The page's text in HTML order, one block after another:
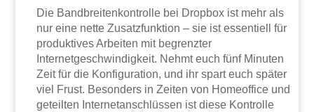
Die Bandbreitenkontrolle bei Dropbox ist mehr als
nur eine nette Zusatzfunktion – sie ist essentiell für
produktives Arbeiten mit begrenzter
Internetgeschwindigkeit. Nehmt euch fünf Minuten
Zeit für die Konfiguration, und ihr spart euch später
viel Frust. Besonders in Zeiten von Homeoffice und
geteilten Internetanschlüssen ist diese Kontrolle